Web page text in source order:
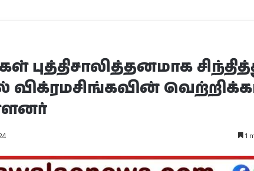
புத்திசாலித்தனமாக
விக்ரமசிங்கவின்
1